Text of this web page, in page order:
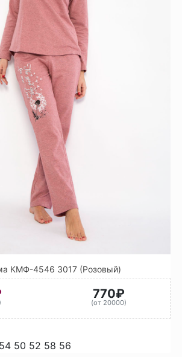
КМФ-4546 3017 (Розовый)
770₽
(от 20000)
54 50 52 58 56